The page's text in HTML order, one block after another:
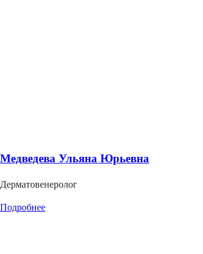
Медведева Ульяна Юрьевна
Дерматовенеролог
Подробнее